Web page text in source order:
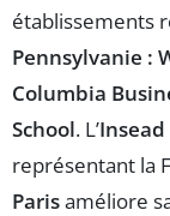
établissements
Pennsylvanie :
Columbia
School. L’Insead
représentant la
Parisaméliore